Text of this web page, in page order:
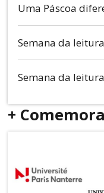
Uma Páscoa
Semana da
Semana da
+